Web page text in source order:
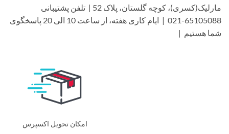
مارلیک(کسری)، کوچه گلستان، پلاک 52 | تلفن پشتیبانی
65105088-021 | ایام کاری هفته، از ساعت 10 الی 20 پاسخگوی
شما هستیم |
امکان تحویل اکسپرس